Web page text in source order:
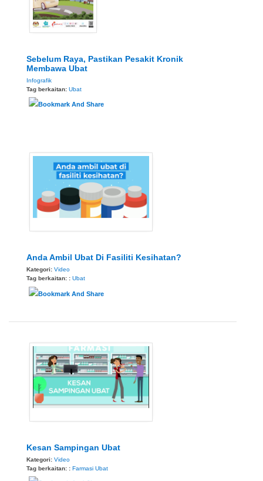
Sebelum Raya, Pastikan Pesakit Kronik
Membawa Ubat
Infografik
Tag berkaitan: Ubat
Anda Ambil Ubat Di Fasiliti Kesihatan?
Kategori: Video
Tag berkaitan: : Ubat
Kesan Sampingan Ubat
Kategori: Video
Tag berkaitan: : Farmasi Ubat